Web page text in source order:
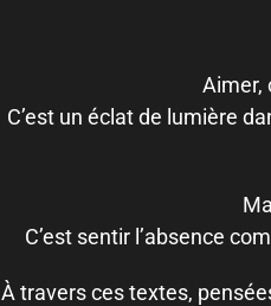
Aimer,
C’est un éclat de lumière
C’est sentir l’absence
À travers ces textes,